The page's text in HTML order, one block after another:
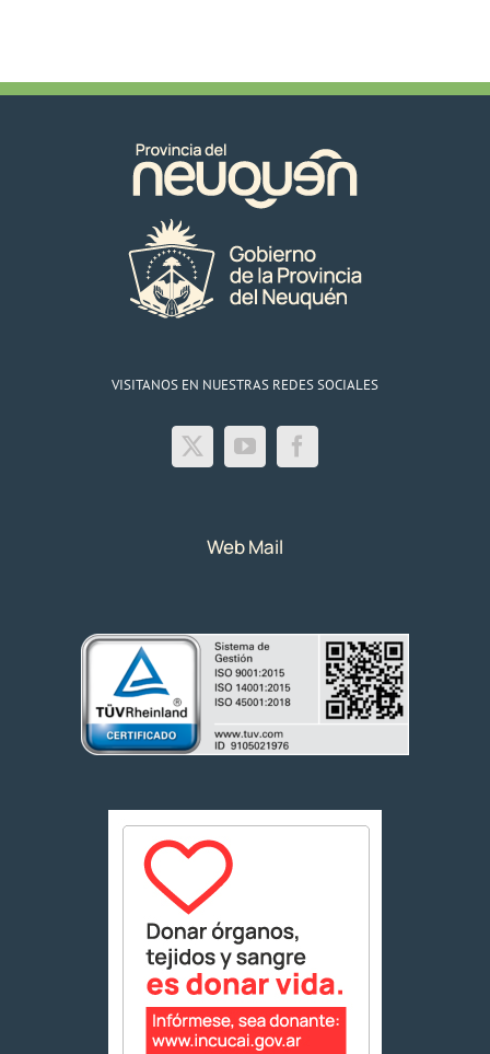
VISITANOS EN NUESTRAS REDES SOCIALES
Web Mail